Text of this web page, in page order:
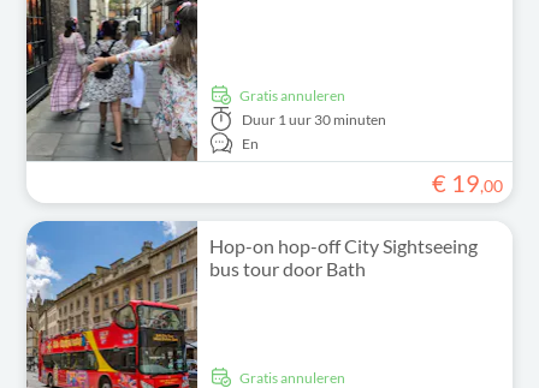
Gratis annuleren
Duur 1 uur 30 minuten
En
€ 19,00
Hop-on hop-off City Sightseeing
bus tour door Bath
Gratis annuleren